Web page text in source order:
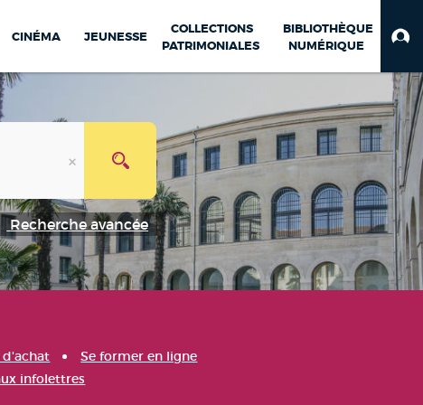
CINÉMA JEUNESSE
COLLECTIONS
PATRIMONIALES
BIBLIOTHÈQUE
NUMÉRIQUE
Recherche avancée
d'achat
Se former en ligne
infolettres